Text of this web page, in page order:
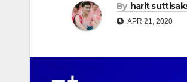
By harit
APR 21, 2020